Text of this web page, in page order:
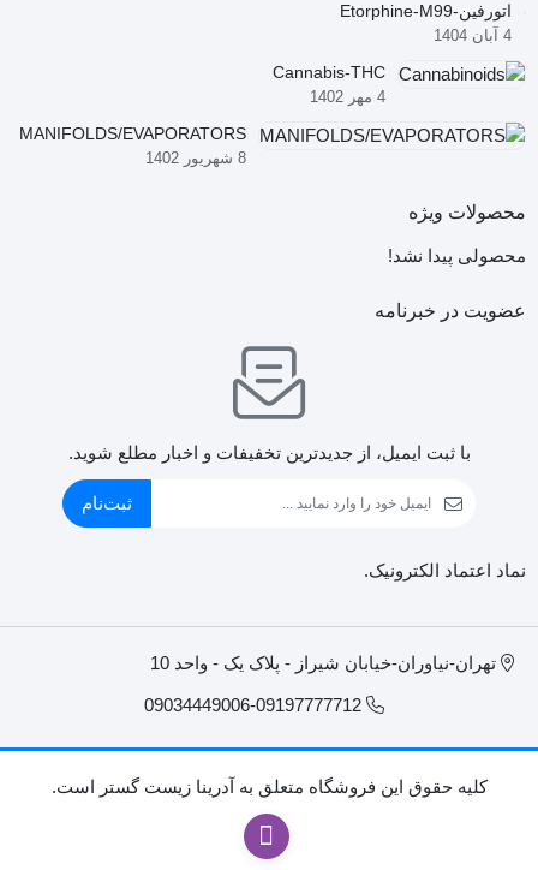
اتورفین-Etorphine-M99
4 آبان 1404
Cannabis-THC
4 مهر 1402
MANIFOLDS/EVAPORATORS
8 شهریور 1402
محصولات ویژه
محصولی پیدا نشد!
عضویت در خبرنامه
با ثبت ایمیل، از جدید‌ترین تخفیفات و اخبار مطلع شوید.
ثبت‌نام
نماد اعتماد الکترونیک.
تهران-نیاوران-خیابان شیراز - پلاک یک - واحد 10
09034449006-09197777712
کليه حقوق اين فروشگاه متعلق به آدرینا زیست گستر است.